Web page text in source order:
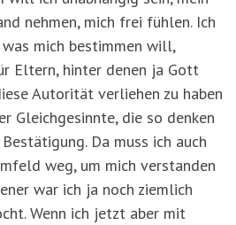
nehmen, mich frei fühlen. Ich
mich bestimmen will,
Eltern, hinter denen ja Gott
Autorität verliehen zu haben
Gleichgesinnte, die so denken
Da muss ich auch
weg, um mich verstanden
war ich ja noch ziemlich
Wenn ich jetzt aber mit